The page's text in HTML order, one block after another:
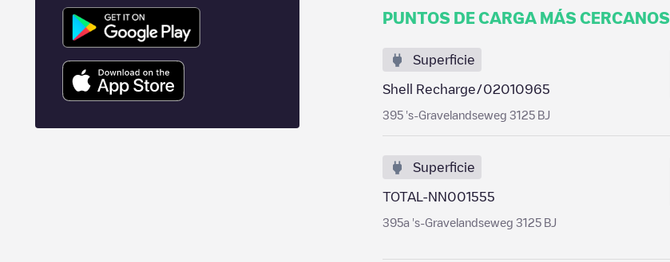
PUNTOS DE CARGA MÁS CERCANOS
Superficie
Shell Recharge/02010965
395 's-Gravelandseweg 3125 BJ
Superficie
TOTAL-NN001555
395a 's-Gravelandseweg 3125 BJ